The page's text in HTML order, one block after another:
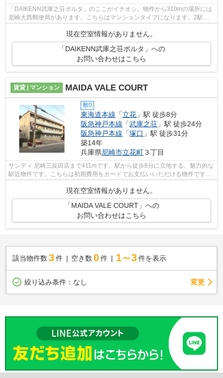
「DAIKENN武庫之荘ポルタ」のここがイチオシ。物件から310mの場所には
尼崎大西郵便局があります。こちらはマンションタイプになります。2駅利
現在空室情報がありません。
「DAIKENN武庫之荘ポルタ」への
お問い合わせはこちら
賃貸 | マンション MAIDA VALE COURT
敷0
東海道本線 「立花 」駅 徒歩8分
阪急神戸本線 「武庫之荘 」駅 徒歩24分
阪急神戸本線 「塚口 」駅 徒歩31分
築14年
兵庫県尼崎市立花町３丁目
サンディ 尼崎三反田店まで411mです。駅から徒歩8分に立地する、魅力的な
駅近物件です。こちらは初期費用をカードでお支払いいただける物件です。
近隣住民にとっても快適になる敷地内...
現在空室情報がありません。
「MAIDA VALE COURT」への
お問い合わせはこちら
該当物件数 3件 空き数 0 件 1～3 件を表示
絞り込み条件： なし 変更